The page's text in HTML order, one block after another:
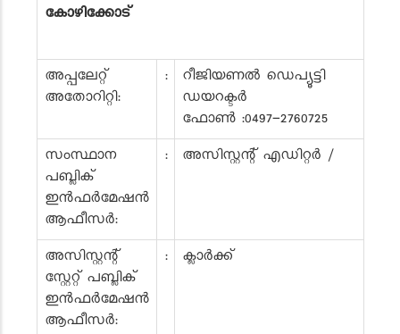
കോഴിക്കോട്
അപ്പലേറ്റ്
അതോറിറ്റി:
:
റീജിയണൽ ഡെപ്യൂട്ടി
ഡയറക്ടർ
ഫോൺ :0497-2760725
സംസ്ഥാന
പബ്ലിക്
ഇൻഫർമേഷൻ
ആഫീസർ:
: അസിസ്റ്റന്റ് എഡിറ്റർ /
അസിസ്റ്റന്റ്
സ്റ്റേറ്റ് പബ്ലിക്
ഇൻഫർമേഷൻ
ആഫീസർ:
: ക്ലാർക്ക്